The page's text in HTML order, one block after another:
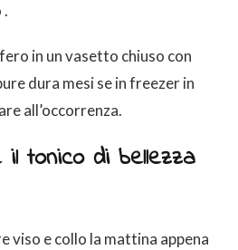
.
in un vasetto chiuso con
dura mesi se in freezer in
all’occorrenza.
il tonico di bellezza
viso e collo la mattina appena